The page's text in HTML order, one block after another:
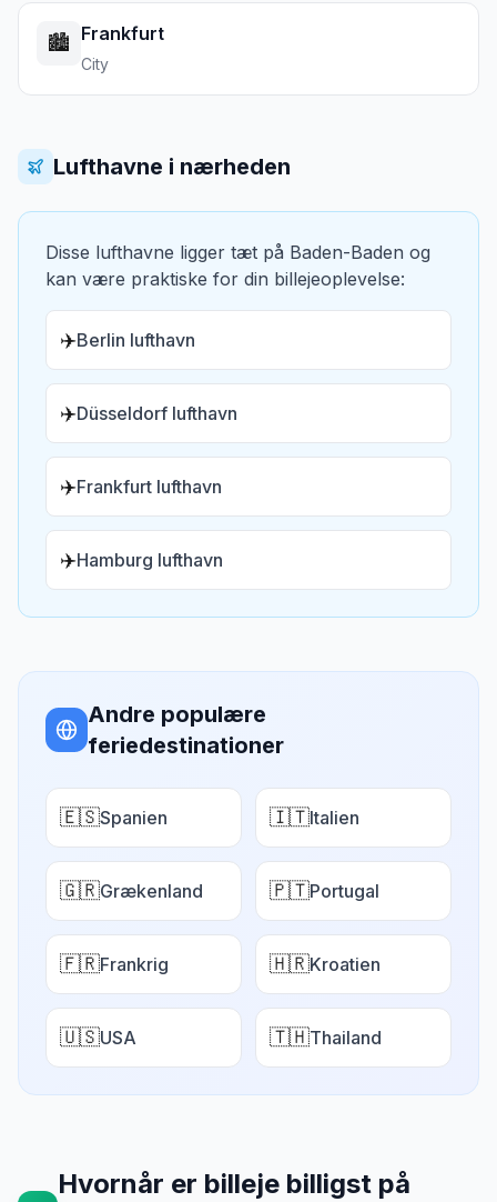
🏙️ Frankfurt
City
Lufthavne i nærheden
Disse lufthavne ligger tæt på Baden-Baden og
kan være praktiske for din billejeoplevelse:
✈️Berlin lufthavn
✈️Düsseldorf lufthavn
✈️Frankfurt lufthavn
✈️Hamburg lufthavn
Andre populære
feriedestinationer
🇪🇸Spanien 🇮🇹Italien
🇬🇷Grækenland 🇵🇹Portugal
🇫🇷Frankrig 🇭🇷Kroatien
🇺🇸USA 🇹🇭Thailand
Hvornår er billeje billigst på